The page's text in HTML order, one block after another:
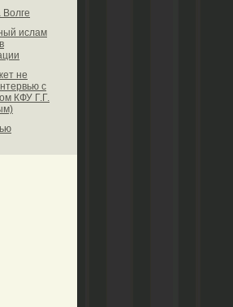
Волге
ислам
не
с
КФУ Г.Г.